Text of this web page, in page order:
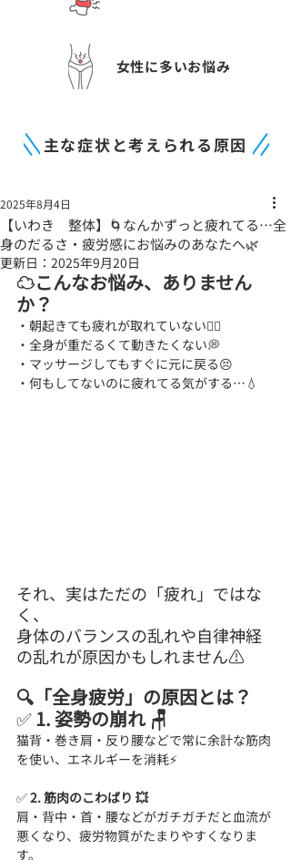
女性に多いお悩み
主な症状と考えられる原因
【いわき 整体】🌀なんかずっと疲れてる…全
身のだるさ・疲労感にお悩みのあなたへ🌿
2025年8月4日
更新日： 2025年9月20日
☁️こんなお悩み、ありません
か？
・朝起きても疲れが取れていない😵‍💫
・全身が重だるくて動きたくない💭
・マッサージしてもすぐに元に戻る😣
・何もしてないのに疲れてる気がする…💧
それ、実はただの「疲れ」ではな
く、
身体のバランスの乱れや自律神経
の乱れが原因かもしれません⚠️
🔍「全身疲労」の原因とは？
✅ 1. 姿勢の崩れ 🪑
猫背・巻き肩・反り腰などで常に余計な筋肉
を使い、エネルギーを消耗⚡
✅ 2. 筋肉のこわばり 💥
肩・背中・首・腰などがガチガチだと血流が
悪くなり、疲労物質がたまりやすくなりま
す。